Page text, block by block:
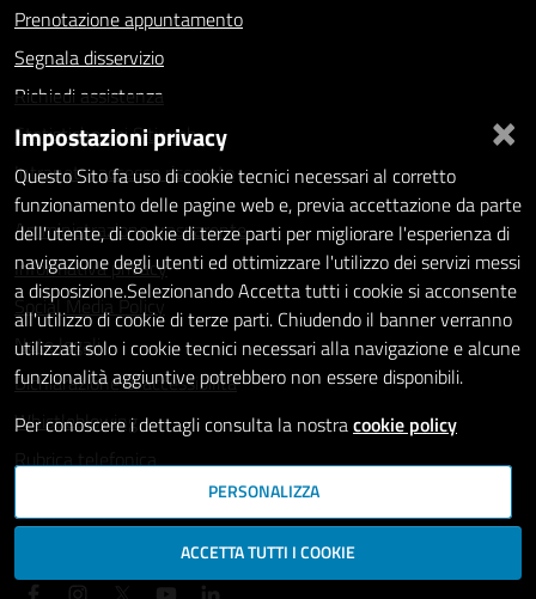
Prenotazione appuntamento
Segnala disservizio
Richiedi assistenza
Statistiche dei Siti web
Intranet - accesso riservato
Amministrazione trasparente
Informativa privacy
Social Media Policy
Note legali
Dichiarazione di accessibilità
Whistleblowing
Rubrica telefonica
SEGUICI SU
×
Impostazioni privacy
Questo Sito fa uso di cookie tecnici necessari al corretto
funzionamento delle pagine web e, previa accettazione da parte
dell'utente, di cookie di terze parti per migliorare l'esperienza di
navigazione degli utenti ed ottimizzare l'utilizzo dei servizi messi
a disposizione.Selezionando Accetta tutti i cookie si acconsente
all'utilizzo di cookie di terze parti. Chiudendo il banner verranno
utilizzati solo i cookie tecnici necessari alla navigazione e alcune
funzionalità aggiuntive potrebbero non essere disponibili.
Per conoscere i dettagli consulta la nostracookie policy
PERSONALIZZA
ACCETTA TUTTI I COOKIE